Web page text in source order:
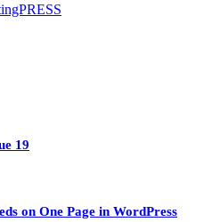
19
on One Page in WordPress